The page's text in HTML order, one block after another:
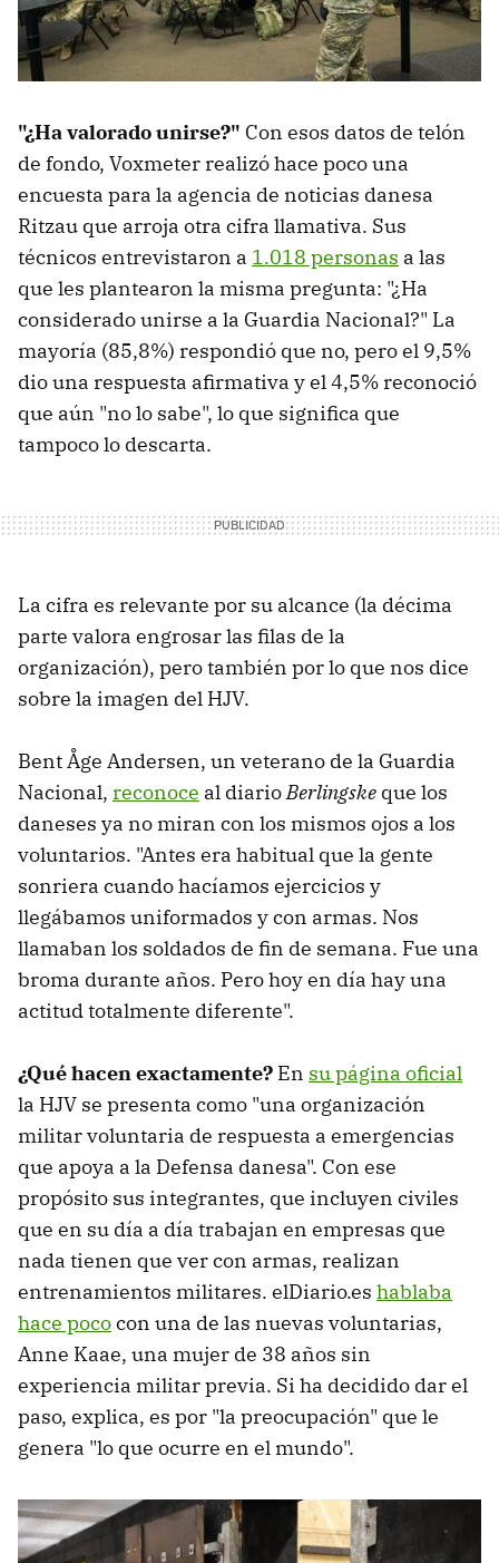
"¿Ha valorado unirse?" Con esos datos de telón
de fondo, Voxmeter realizó hace poco una
encuesta para la agencia de noticias danesa
Ritzau que arroja otra cifra llamativa. Sus
técnicos entrevistaron a 1.018 personas a las
que les plantearon la misma pregunta: "¿Ha
considerado unirse a la Guardia Nacional?" La
mayoría (85,8%) respondió que no, pero el 9,5%
dio una respuesta afirmativa y el 4,5% reconoció
que aún "no lo sabe", lo que significa que
tampoco lo descarta.
La cifra es relevante por su alcance (la décima
parte valora engrosar las filas de la
organización), pero también por lo que nos dice
sobre la imagen del HJV.
Bent Åge Andersen, un veterano de la Guardia
Nacional, reconoce al diarioBerlingske que los
daneses ya no miran con los mismos ojos a los
voluntarios. "Antes era habitual que la gente
sonriera cuando hacíamos ejercicios y
llegábamos uniformados y con armas. Nos
llamaban los soldados de fin de semana. Fue una
broma durante años. Pero hoy en día hay una
actitud totalmente diferente".
¿Qué hacen exactamente? En su página oficial
la HJV se presenta como "una organización
militar voluntaria de respuesta a emergencias
que apoya a la Defensa danesa". Con ese
propósito sus integrantes, que incluyen civiles
que en su día a día trabajan en empresas que
nada tienen que ver con armas, realizan
entrenamientos militares. elDiario.es hablaba
hace pococon una de las nuevas voluntarias,
Anne Kaae, una mujer de 38 años sin
experiencia militar previa. Si ha decidido dar el
paso, explica, es por "la preocupación" que le
genera "lo que ocurre en el mundo".